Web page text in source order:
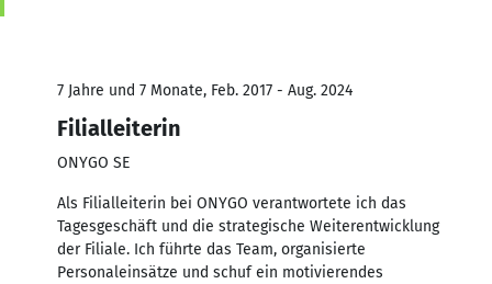
7 Jahre und 7 Monate, Feb. 2017 - Aug. 2024
Filialleiterin
ONYGO SE
Als Filialleiterin bei ONYGO verantwortete ich das
Tagesgeschäft und die strategische Weiterentwicklung
der Filiale. Ich führte das Team, organisierte
Personaleinsätze und schuf ein motivierendes